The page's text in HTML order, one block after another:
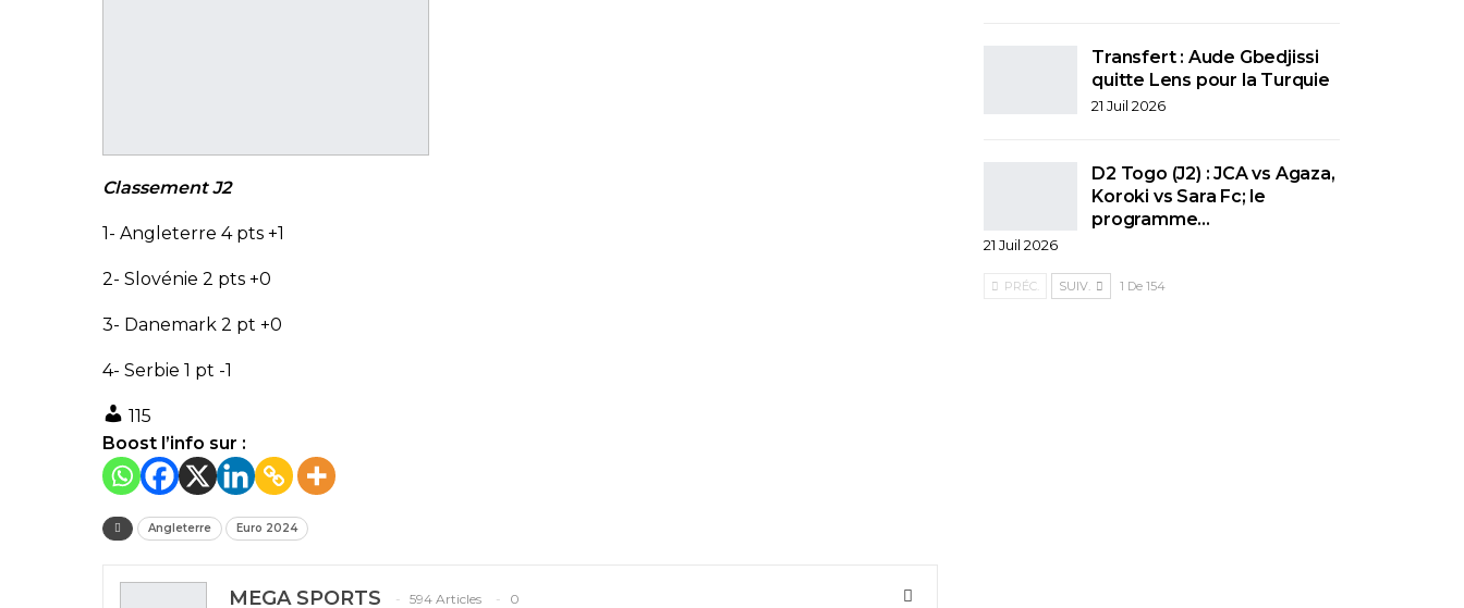
Classement J2
1- Angleterre 4 pts +1
2- Slovénie 2 pts +0
3- Danemark 2 pt +0
4- Serbie 1 pt -1
115
Boost l’info sur :
Angleterre Euro 2024
MEGA SPORTS 594 Articles
0
Transfert : Aude Gbedjissi
quitte Lens pour la Turquie
21 Juil 2026
D2 Togo (J2) : JCA vs Agaza,
Koroki vs Sara Fc; le
programme…
21 Juil 2026
PRÉC. SUIV. 1 De 154